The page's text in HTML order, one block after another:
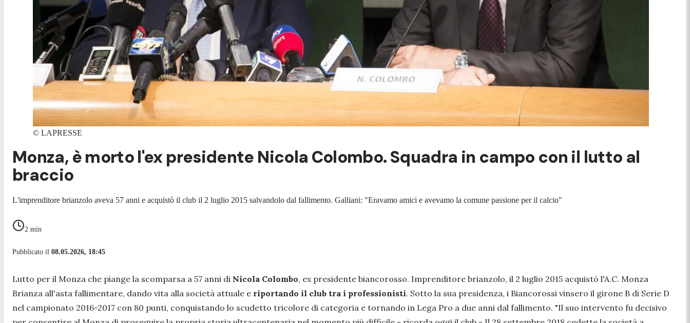
© LAPRESSE
Monza, è morto l'ex presidente Nicola Colombo. Squadra in campo con il lutto al
braccio
L'imprenditore brianzolo aveva 57 anni e acquistò il club il 2 luglio 2015 salvandolo dal fallimento. Galliani: "Eravamo amici e avevamo la comune passione per il calcio"
2 min
Pubblicato il 08.05.2026, 18:45
Lutto per il Monza che piange la scomparsa a 57 anni di Nicola Colombo, ex presidente biancorosso. Imprenditore brianzolo, il 2 luglio 2015 acquistò l'A.C. Monza
Brianza all'asta fallimentare, dando vita alla società attuale e riportando il club tra i professionisti. Sotto la sua presidenza, i Biancorossi vinsero il girone B di Serie D
nel campionato 2016-2017 con 80 punti, conquistando lo scudetto tricolore di categoria e tornando in Lega Pro a due anni dal fallimento. "Il suo intervento fu decisivo